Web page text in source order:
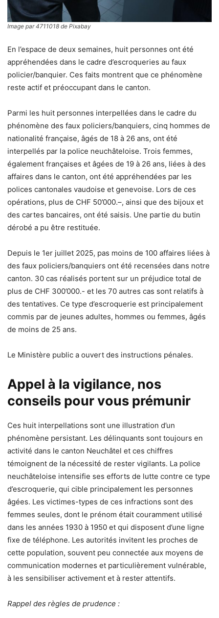
Image par 4711018 de Pixabay
​​​En l’espace de deux semaines, huit personnes ont été
appréhendées dans le cadre d’escroqueries au faux
policier/banquier. Ces faits montrent que ce phénomène
reste actif et préoccupant dans le canton.​
Parmi les huit personnes interpellées dans le cadre du
phénomène des faux policiers/banquiers, cinq hommes de
nationalité française, âgés de 18 à 26 ans, ont été
interpellés par la police neuchâteloise. Trois femmes,
également françaises et âgées de 19 à 26 ans, liées à des
affaires dans le canton, ont été appréhendées par les
polices cantonales vaudoise et genevoise. Lors de ces
opérations, plus de CHF 50’000.–, ainsi que des bijoux et
des cartes bancaires, ont été saisis. Une partie du butin
dérobé a pu être restituée.
Depuis le 1er juillet 2025, pas moins de 100 affaires liées à
des faux policiers/banquiers ont été recensées dans notre
canton. 30 cas réalisés portent sur un préjudice total de
plus de CHF 300’000.- et les 70 autres cas sont relatifs à
des tentatives. Ce type d’escroquerie est principalement
commis par de jeunes adultes, hommes ou femmes, âgés
de moins de 25 ans.
Le Ministère public a ouvert des instructions pénales.
Appel à la vigilance, nos
conseils pour vous prémunir
Ces huit interpellations sont une illustration d’un
phénomène persistant. Les délinquants sont toujours en
activité dans le canton Neuchâtel et ces chiffres
témoignent de la nécessité de rester vigilants. La police
neuchâteloise intensifie ses efforts de lutte contre ce type
d’escroquerie, qui cible principalement les personnes
âgées. Les victimes-types de ces infractions sont des
femmes seules, dont le prénom était couramment utilisé
dans les années 1930 à 1950 et qui disposent d’une ligne
fixe de téléphone. Les autorités invitent les proches de
cette population, souvent peu connectée aux moyens de
communication modernes et particulièrement vulnérable,
à les sensibiliser activement et à rester attentifs.
Rappel des règles de prudence :